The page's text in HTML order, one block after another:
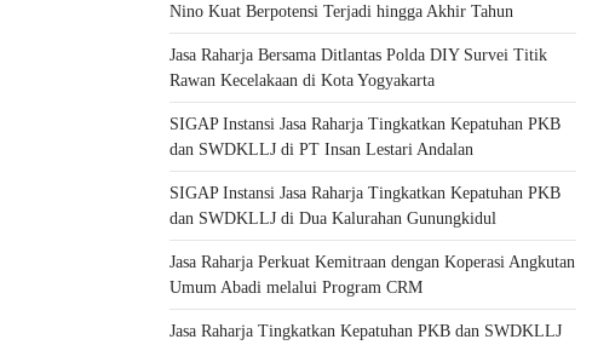
Nino Kuat Berpotensi Terjadi hingga Akhir Tahun
Jasa Raharja Bersama Ditlantas Polda DIY Survei Titik
Rawan Kecelakaan di Kota Yogyakarta
SIGAP Instansi Jasa Raharja Tingkatkan Kepatuhan PKB
dan SWDKLLJ di PT Insan Lestari Andalan
SIGAP Instansi Jasa Raharja Tingkatkan Kepatuhan PKB
dan SWDKLLJ di Dua Kalurahan Gunungkidul
Jasa Raharja Perkuat Kemitraan dengan Koperasi Angkutan
Umum Abadi melalui Program CRM
Jasa Raharja Tingkatkan Kepatuhan PKB dan SWDKLLJ